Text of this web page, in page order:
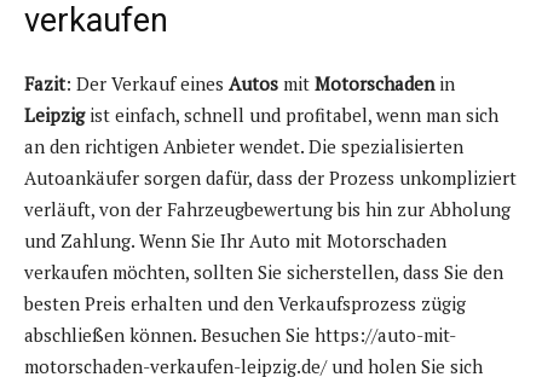
verkaufen
Fazit: Der Verkauf eines Autos mit Motorschadenin
Leipzigist einfach, schnell und profitabel, wenn man sich
an den richtigen Anbieter wendet. Die spezialisierten
Autoankäufer sorgen dafür, dass der Prozess unkompliziert
verläuft, von der Fahrzeugbewertung bis hin zur Abholung
und Zahlung. Wenn Sie Ihr Auto mit Motorschaden
verkaufen möchten, sollten Sie sicherstellen, dass Sie den
besten Preis erhalten und den Verkaufsprozess zügig
abschließen können. Besuchen Sie https://auto-mit-
motorschaden-verkaufen-leipzig.de/ und holen Sie sich